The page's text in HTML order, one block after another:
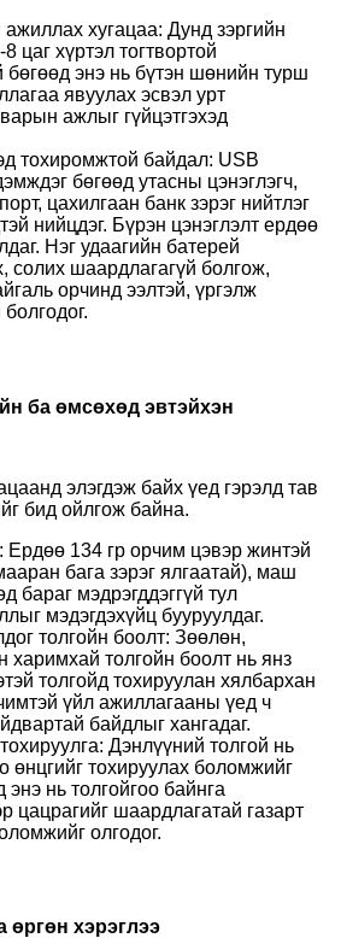
хугацаа: Дунд зэргийн
цаг хүртэл тогтвортой
бөгөөд энэ нь бүтэн шөнийн турш
явуулах эсвэл урт
ажлыг гүйцэтгэхэд
тохиромжтой байдал: USB
бөгөөд утасны цэнэглэгч,
цахилгаан банк зэрэг нийтлэг
нийцдэг. Бүрэн цэнэглэлт ердөө
Нэг удаагийн батерей
солих шаардлагагүй болгож,
орчинд ээлтэй, үргэлж
ба өмсөхөд эвтэйхэн
элэгдэж байх үед гэрэлд тав
бид ойлгож байна.
Ердөө 134 гр орчим цэвэр жинтэй
бага зэрэг ялгаатай), маш
бараг мэдрэгддэггүй тул
мэдэгдэхүйц бууруулдаг.
толгойн боолт: Зөөлөн,
харимхай толгойн боолт нь янз
толгойд тохируулан хялбархан
үйл ажиллагааны үед ч
байдлыг хангадаг.
Дэнлүүний толгой нь
өнцгийг тохируулах боломжийг
энэ нь толгойгоо байнга
цацрагийг шаардлагатай газарт
олгодог.
өргөн хэрэглээ